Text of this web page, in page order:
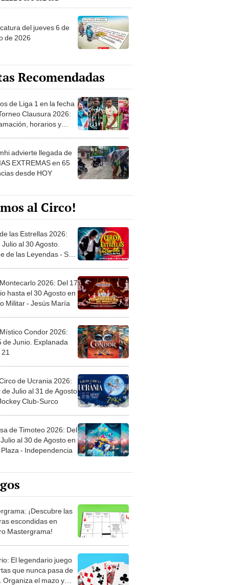
del jueves 6 de
de 2026
Recomendadas
de Liga 1 en la fecha
Clausura 2026:
horarios y
advierte llegada de
EXTREMAS en 65
desde HOY
al Circo!
las Estrellas 2026:
Julio al 30 Agosto.
de las Leyendas - San
2026: Del 17
hasta el 30 Agosto en
Militar - Jesús María
Condor 2026:
de Junio. Explanada
de Ucrania 2026:
de Julio al 31 de Agosto
Club-Surco
de Timoteo 2026: Del
al 30 de Agosto en
- Independencia
¡Descubre las
escondidas en
Mastergrama!
El legendario juego
que nunca pasa de
Organiza el mazo y